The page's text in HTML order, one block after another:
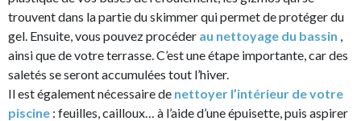
trouvent dans la partie du skimmer qui permet de protéger du
gel. Ensuite, vous pouvez procéder au nettoyage du bassin ,
ainsi que de votre terrasse. C’est une étape importante, car des
saletés se seront accumulées tout l’hiver.
Il est également nécessaire de nettoyer l’intérieur de votre
piscine : feuilles, cailloux… à l’aide d’une épuisette, puis aspirer